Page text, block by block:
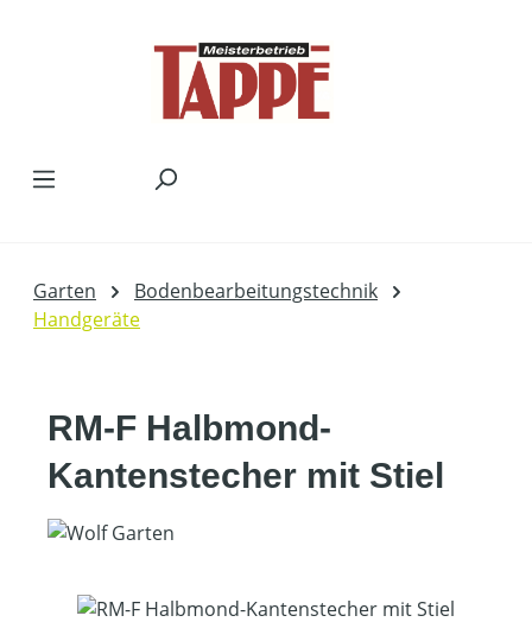
Garten
Bodenbearbeitungstechnik
Handgeräte
RM-F Halbmond-
Kantenstecher mit Stiel
Bildergalerie überspringen